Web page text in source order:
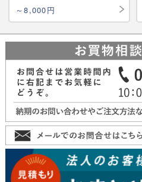
～8,000円